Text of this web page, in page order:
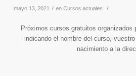
mayo 13, 2021 / en Cursos actuales /
Próximos cursos gratuitos
indicando el nombre del curso,
nacimiento a la